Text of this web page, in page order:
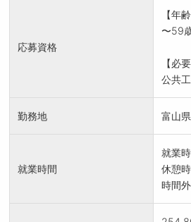
ご経
ほか
応募資格
【年
〜59
【必
公共
勤務地 富山
就業時間
就業
休憩
時間